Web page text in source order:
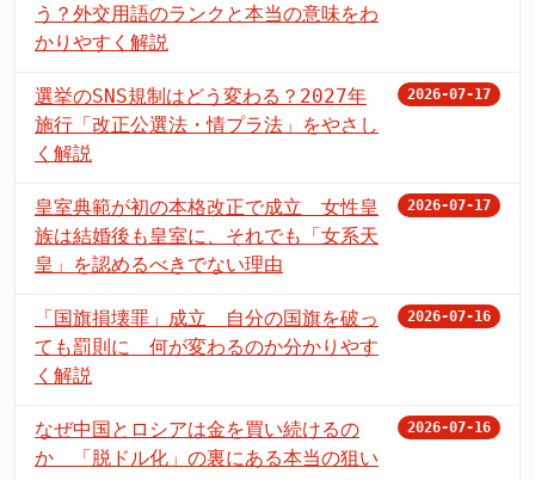
う？外交用語のランクと本当の意味をわ
かりやすく解説
選挙のSNS規制はどう変わる？2027年
施行「改正公選法・情プラ法」をやさし
く解説
2026-07-17
皇室典範が初の本格改正で成立 女性皇
族は結婚後も皇室に、それでも「女系天
皇」を認めるべきでない理由
2026-07-17
「国旗損壊罪」成立 自分の国旗を破っ
ても罰則に 何が変わるのか分かりやす
く解説
2026-07-16
なぜ中国とロシアは金を買い続けるの
か 「脱ドル化」の裏にある本当の狙い
2026-07-16